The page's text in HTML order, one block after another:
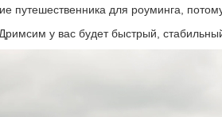
для роуминга,
у вас будет быстрый,